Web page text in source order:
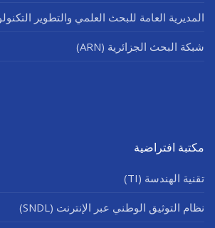
المديرية العامة للبحث العلمي والتطوير
شبكة البحث الجزائرية (ARN)
مكتبة افتراضية
تقنية الهندسة (TI)
نظام التوثيق الوطني عبر الإنترنت (SNDL)